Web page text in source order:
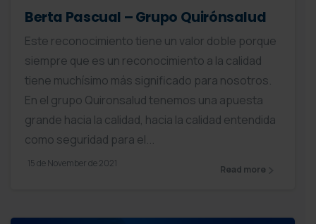
Berta Pascual – Grupo Quirónsalud
Este reconocimiento tiene un valor doble porque
siempre que es un reconocimiento a la calidad
tiene muchísimo más significado para nosotros.
En el grupo Quironsalud tenemos una apuesta
grande hacia la calidad, hacia la calidad entendida
como seguridad para el...
15 de November de 2021
Read more